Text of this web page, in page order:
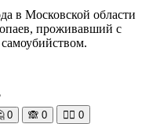
в Московской области
проживавший с
0 🙈 0 🧘‍♀️ 0